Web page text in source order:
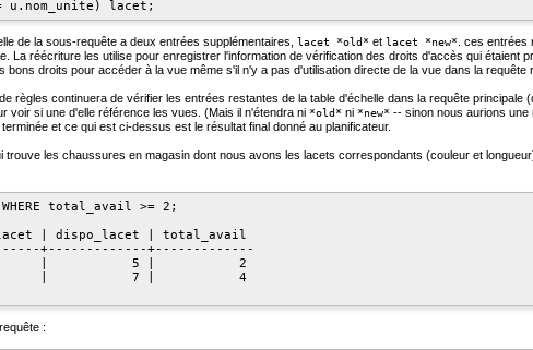
de la sous-requête a deux entrées supplémentaires, lacet *old* et lacet *new*
. ces
La réécriture les utilise pour enregistrer l'information de vérification des droits d'accès qui étaient
bons droits pour accéder à la vue même s'il n'y a pas d'utilisation directe de la vue dans la requête
règles continuera de vérifier les entrées restantes de la table d'échelle dans la requête
voir si une d'elle référence les vues. (Mais il n'étendra ni *old* ni *new* -- sinon nous aurions
terminée et ce qui est ci-dessus est le résultat final donné au planificateur.
trouve les chaussures en magasin dont nous avons les lacets correspondants (couleur et
WHERE total_avail >= 2;
| dispo_lacet | total_avail
+-------------+-------------
|           5 |           2
|           7 |           4
: